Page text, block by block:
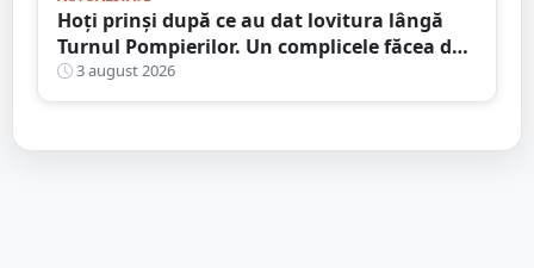
Hoți prinși după ce au dat lovitura lângă
Turnul Pompierilor. Un complicele făcea de
pază
3 august 2026